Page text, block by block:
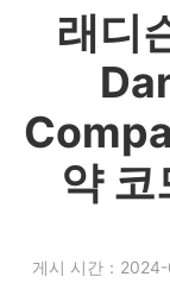
래디
약
게시 시간：